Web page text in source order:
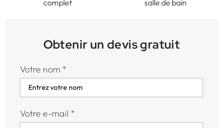
salle de bain idéale
Obtenir un devis gratuit
Votre nom *
Votre e-mail *